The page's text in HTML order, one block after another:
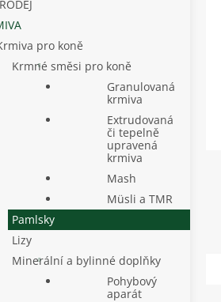
pro koně
Krmné směsi pro koně
Granulovaná
krmiva
Extrudovaná
či tepelně
upravená
krmiva
Mash
Müsli a TMR
Pamlsky
Lizy
Minerální a bylinné doplňky
Pohybový
aparát